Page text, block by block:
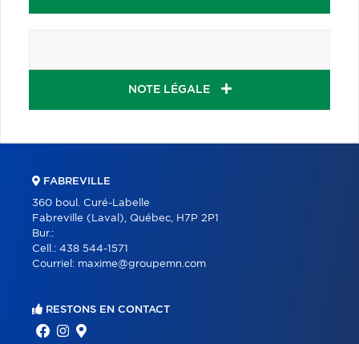
NOTE LÉGALE
FABREVILLE
360 boul. Curé-Labelle
Fabreville (Laval), Québec, H7P 2P1
Bur.:
Cell.: 438 544-1571
Courriel: maxime@groupemn.com
RESTONS EN CONTACT